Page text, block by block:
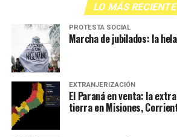
LO MÁS RECIENTE
PROTESTA SOCIAL
Marcha de jubilados: la
EXTRANJERIZACIÓN
El Paraná en venta: la
tierra en Misiones,